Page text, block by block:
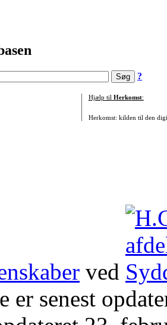
?
Hjælp til Herkomst:
Herkomst: kilden til den
ved
er senest